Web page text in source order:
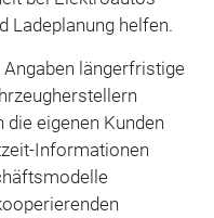
Ladeplanung helfen.
längerfristige
eigenen Kunden
Informationen